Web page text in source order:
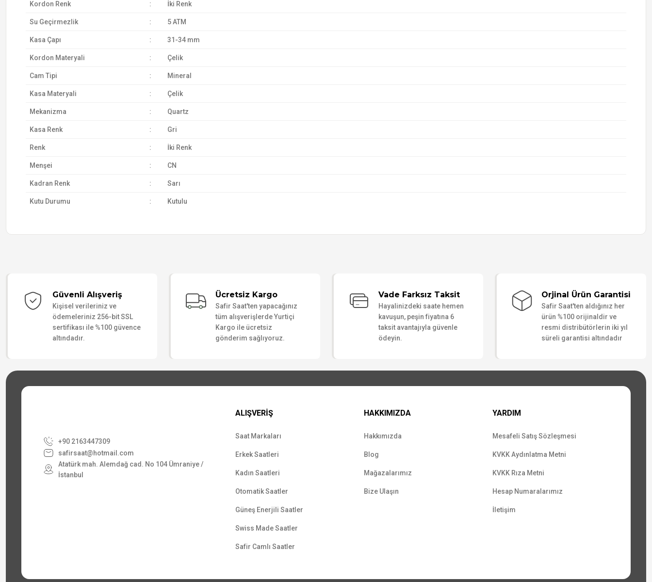
Kordon Renk : İki Renk
Su Geçirmezlik : 5 ATM
Kasa Çapı : 31-34 mm
Kordon Materyali : Çelik
Cam Tipi : Mineral
Kasa Materyali : Çelik
Mekanizma : Quartz
Kasa Renk : Gri
Renk : İki Renk
Menşei : CN
Kadran Renk : Sarı
Kutu Durumu : Kutulu
Güvenli Alışveriş
Kişisel verileriniz ve
ödemeleriniz 256-bit SSL
sertifikası ile %100 güvence
altındadır.
Ücretsiz Kargo
Safir Saat'ten yapacağınız
tüm alışverişlerde Yurtiçi
Kargo ile ücretsiz
gönderim sağlıyoruz.
Vade Farksız Taksit
Hayalinizdeki saate hemen
kavuşun, peşin fiyatına 6
taksit avantajıyla güvenle
ödeyin.
Orjinal Ürün Garantisi
Safir Saat'ten aldığınız her
ürün %100 orijinaldir ve
resmi distribütörlerin iki yıl
süreli garantisi altındadır
+90 2163447309
safirsaat@hotmail.com
Atatürk mah. Alemdağ cad. No 104 Ümraniye /
İstanbul
ALIŞVERİŞ
Saat Markaları
Erkek Saatleri
Kadın Saatleri
Otomatik Saatler
Güneş Enerjili Saatler
Swiss Made Saatler
Safir Camlı Saatler
HAKKIMIZDA
Hakkımızda
Blog
Mağazalarımız
Bize Ulaşın
YARDIM
Mesafeli Satış Sözleşmesi
KVKK Aydınlatma Metni
KVKK Rıza Metni
Hesap Numaralarımız
İletişim